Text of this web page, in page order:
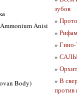
Anisi
Body)
зубов
»
»
» Гино-
»
»
» В
против